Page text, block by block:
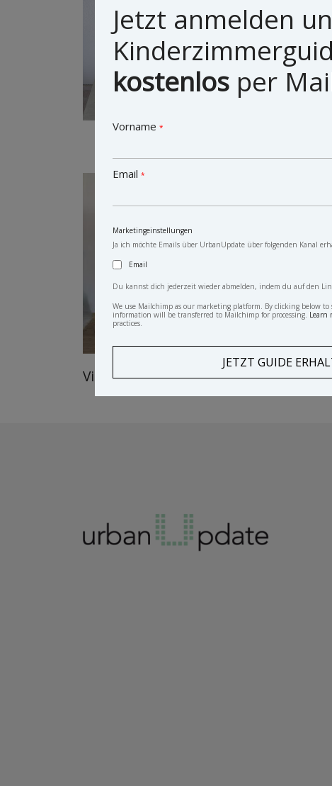
Vintage Schrank Dino
Jetzt anmelden
kostenlos per
Vorname*
Email*
Marketingeinstellungen
Ja ich möchte Emails über UrbanUpdate über folgenden Kanal
Email
Du kannst dich jederzeit wieder abmelden, indem du auf den
We use Mailchimp as our marketing platform. By clicking below
information will be transferred to Mailchimp for processing. Learn
practices.